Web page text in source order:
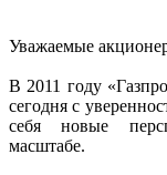
Уважаемые
В 2011 году
сегодня с
себя новые
масштабе.